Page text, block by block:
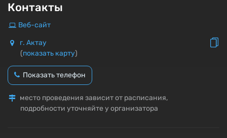
Контакты
Веб-сайт
г. Актау
(показать карту)
Показать телефон
место проведения зависит от расписания,
подробности уточняйте у организатора